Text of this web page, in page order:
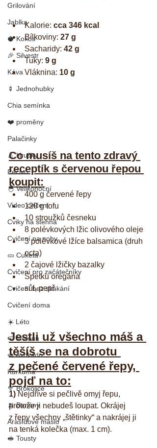
Grilování
Jablka
🥥 Kokos
🎉 Silvestr
Káva
🍢 Jednohubky
Chia semínka
❤️ proměny
Palačinky
🍐 Hrušky
Pečivo
🐣 Velikonoční
Video cvičení
Cviky na stehna
Cvičení na nohy
🥒 Cuketa
Cvičení pro začátečníky
Cvičení bez skákání
Cvičení doma
☀️ Léto
🍉 Meloun
🥑 Avokádo
Kurkuma
🥦 Brokolice
🍌 Banány
Arašídové máslo
🥪 Tousty
Kalorie: cca 346 kcal
Bílkoviny: 27 g
Sacharidy: 42 g
Tuky: 9 g
Vláknina: 10 g
Co musíš na tento zdravý
receptík s červenou řepou
koupit:
400 g červené řepy
120 g tofu
10 stroužků česneku
8 polévkových lžic olivového oleje
3 polévkové lžíce balsamica (druh
octa)
2 čajové lžičky bazalky
Špetku oregána
sůl, pepř
Jestli už všechno máš a
těšíš se na dobrotu
z pečené červené řepy,
pojď na to:
1) Nejdříve si pečlivě omyj řepu,
protože ji nebudeš loupat. Okrájej
z řepy všechny „štětinky“ a nakrájej ji
na tenká kolečka (max. 1 cm).